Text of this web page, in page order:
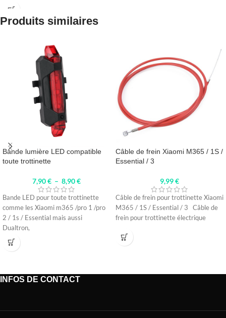
Produits similaires
Bande lumière LED compatible
toute trottinette
7,90€ – 8,90€
Bande LED pour toute trottinette
comme les Xiaomi m365 /pro 1 /pro
2 / 1s / Essential mais aussi
Dualtron,
Câble de frein Xiaomi M365 / 1S /
Essential / 3
9,99€
Câble de frein pour trottinette Xiaomi
M365 / 1S / Essential / 3 Câble de
frein pour trottinette électrique
INFOS DE CONTACT